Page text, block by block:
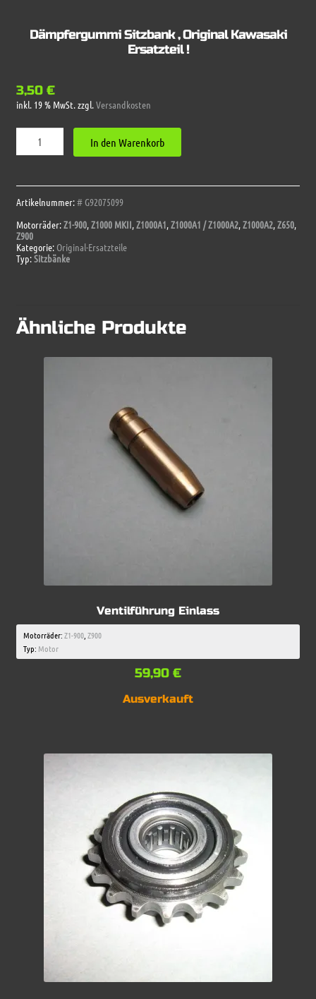
Dämpfergummi Sitzbank , Original Kawasaki
Ersatzteil !
3,50 €
inkl. 19 % MwSt.zzgl.Versandkosten
Dämpfergummi
Sitzbank
Kawasaki
Ersatzteil
Menge
In den Warenkorb
Artikelnummer:# G92075099
Motorräder:Z1-900,Z1000 MKII,Z1000A1,Z1000A1 / Z1000A2,Z1000A2,Z650,
Z900
Kategorie: Original-Ersatzteile
Typ:Sitzbänke
Ähnliche Produkte
Ventilführung Einlass
Motorräder:Z1-900, Z900
Typ: Motor
59,90 €
Ausverkauft